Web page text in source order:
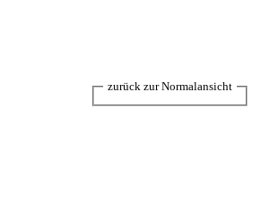
zurück zur Normalansicht